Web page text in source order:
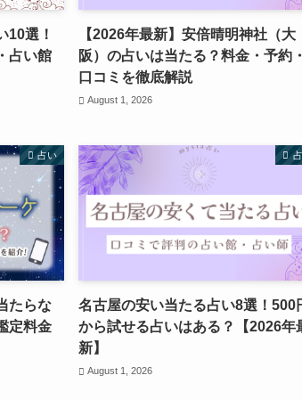
10選！
占い館
【2026年最新】安倍晴明神社（大
阪）の占いは当たる？料金・予約
口コミを徹底解説
August 1, 2026
占い
たらな
定料金
名古屋の安い当たる占い8選！500
から試せる占いはある？【2026年
新】
August 1, 2026